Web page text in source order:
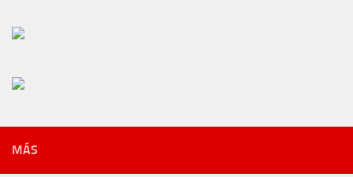
MÁS